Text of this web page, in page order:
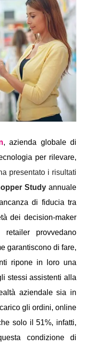
, azienda globale di
per rilevare,
presentato i risultati
Study annuale
di fiducia tra
dei decision-maker
provvedano
garantiscono di fare,
ripone in loro una
stessi assistenti alla
aziendale sia in
gli ordini, online
solo il 51%, infatti,
condizione di